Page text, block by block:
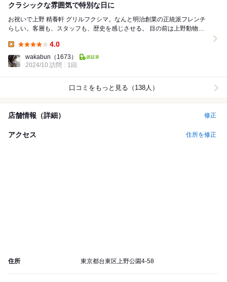
クラシックな雰囲気で特別な日に
お祝いで上野 精養軒 グリルフクシマ。なんと明治創業の正統派フレンチ
らしい。客層も、スタッフも、歴史を感じさせる。 目の前は上野動物
4.0
wakabun （1673）
2024/10 訪問
1回
口コミをもっと見る（138人）
店舗情報（詳細） 修正
アクセス 住所を修正
住所 東京都台東区上野公園4-58